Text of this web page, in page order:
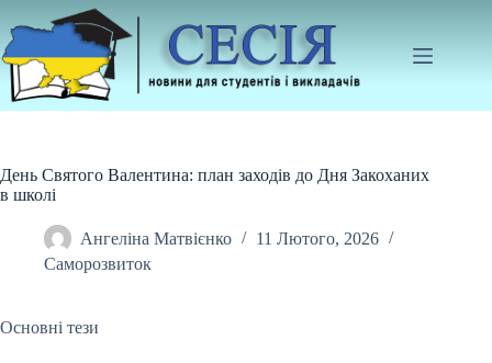
до
вмісту
День Святого Валентина: план заходів до Дня Закоханих
в школі
Ангеліна Матвієнко
11 Лютого, 2026
Саморозвиток
Основні тези